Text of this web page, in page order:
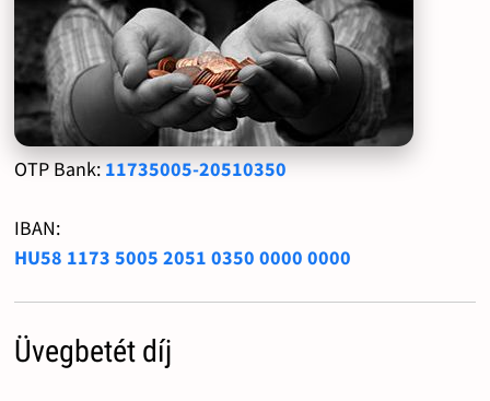
OTP Bank: 11735005-20510350
IBAN:
HU58 1173 5005 2051 0350 0000 0000
Üvegbetét díj